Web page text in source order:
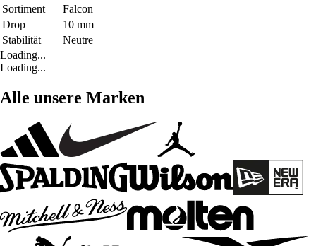
Sortiment
Falcon
Drop
10 mm
Stabilität
Neutre
Loading...
Loading...
Alle unsere Marken